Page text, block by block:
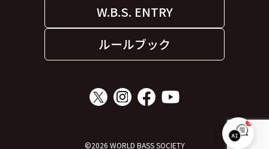
W.B.S. ENTRY
ルールブック
©2026 WORLD BASS SOCIETY
1